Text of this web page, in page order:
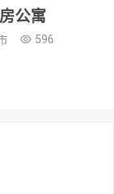
公寓
596